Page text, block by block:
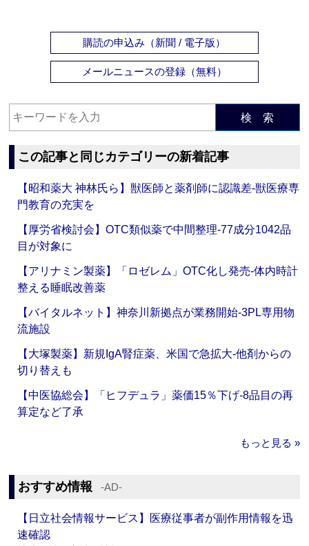
購読の申込み（新聞 / 電子版）
メールニュースの登録（無料）
検 索
この記事と同じカテゴリーの新着記事
【昭和薬大 神林氏ら】獣医師と薬剤師に認識差‐獣医療専
門教育の充実を
【厚労省検討会】OTC類似薬で中間整理‐77成分1042品
目が対象に
【アリナミン製薬】「ロゼレム」OTC化し発売‐体内時計
整える睡眠改善薬
【バイタルネット】神奈川新拠点が業務開始‐3PL専用物
流施設
【大塚製薬】新規IgA腎症薬、米国で急拡大‐他剤からの
切り替えも
【中医協総会】「ヒフデュラ」薬価15％下げ‐8品目の再
算定など了承
もっと見る »
おすすめ情報 ‐AD‐
【日立社会情報サービス】医療従事者が副作用情報を迅
速確認